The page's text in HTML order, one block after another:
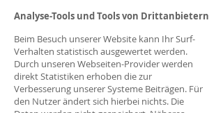
Analyse-Tools und Tools von Drittanbietern
Beim Besuch unserer Website kann Ihr Surf-
Verhalten statistisch ausgewertet werden.
Durch unseren Webseiten-Provider werden
direkt Statistiken erhoben die zur
Verbesserung unserer Systeme Beiträgen. Für
den Nutzer ändert sich hierbei nichts. Die